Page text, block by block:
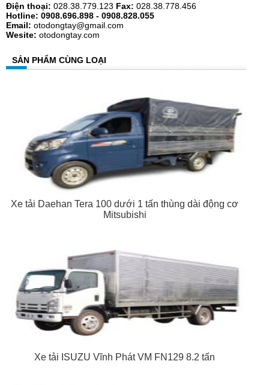
Điện thoại: 028.38.779.123 Fax: 028.38.778.456
Hotline: 0908.696.898 - 0908.828.055
Email: otodongtay@gmail.com
Wesite: otodongtay.com
SẢN PHẨM CÙNG LOẠI
Xe tải Daehan Tera 100 dưới 1 tấn thùng dài động cơ
Mitsubishi
Xe tải ISUZU Vĩnh Phát VM FN129 8.2 tấn